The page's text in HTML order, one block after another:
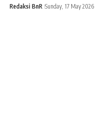
Redaksi BnR Sunday, 17 May 2026